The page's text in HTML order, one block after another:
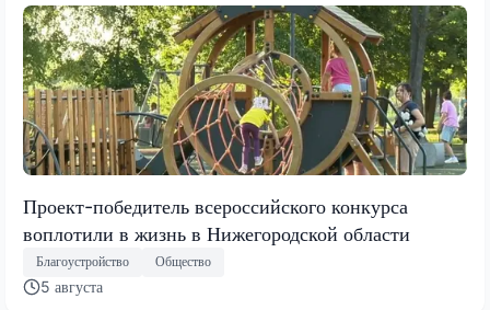
Проект-победитель всероссийского конкурса
воплотили в жизнь в Нижегородской области
Благоустройство Общество
5 августа